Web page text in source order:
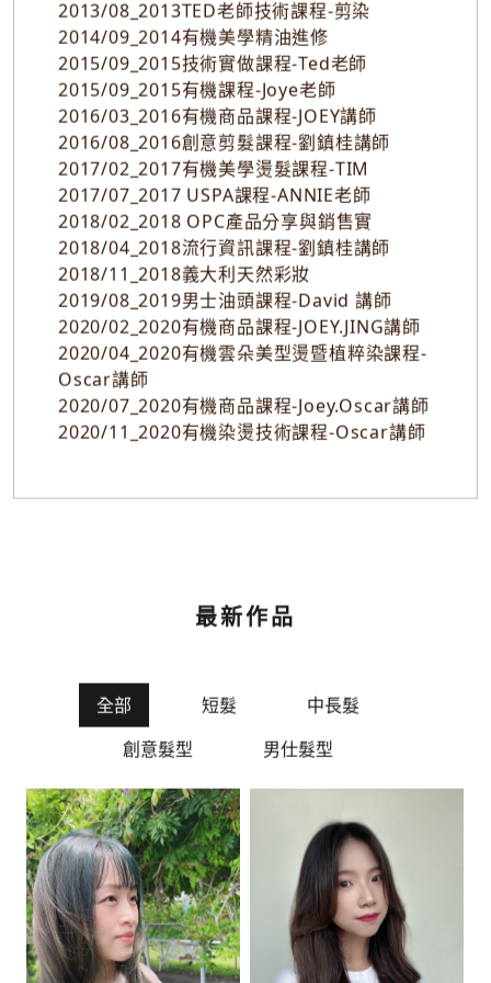
2013/08_2013TED老師技術課程-剪染
2014/09_2014有機美學精油進修
2015/09_2015技術實做課程-Ted老師
2015/09_2015有機課程-Joye老師
2016/03_2016有機商品課程-JOEY講師
2016/08_2016創意剪髮課程-劉鎮桂講師
2017/02_2017有機美學燙髮課程-TIM
2017/07_2017 USPA課程-ANNIE老師
2018/02_2018 OPC產品分享與銷售實
2018/04_2018流行資訊課程-劉鎮桂講師
2018/11_2018義大利天然彩妝
2019/08_2019男士油頭課程-David 講師
2020/02_2020有機商品課程-JOEY.JING講師
2020/04_2020有機雲朵美型燙暨植粹染課程-
Oscar講師
2020/07_2020有機商品課程-Joey.Oscar講師
2020/11_2020有機染燙技術課程-Oscar講師
最新作品
全部 短髮
中長髮
創意髮型
男仕髮型